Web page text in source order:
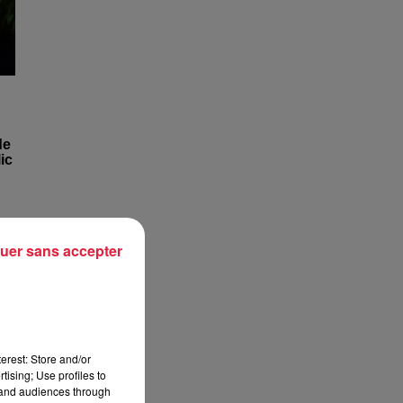
Store and/or
Use profiles to
audiences through
sans accepter